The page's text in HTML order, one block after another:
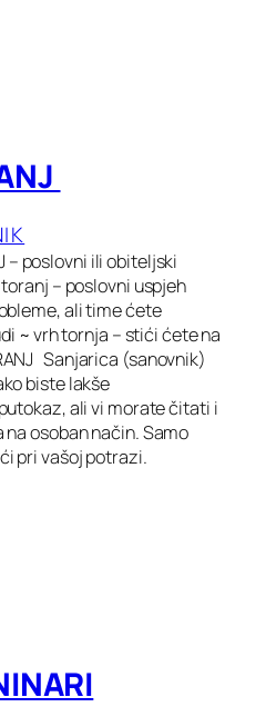
– poslovni ili obiteljski
– poslovni uspjeh
ali time ćete
~ vrh tornja – stići ćete na
Sanjarica (sanovnik)
biste lakše
ali vi morate čitati i
osoban način. Samo
pri vašoj potrazi.